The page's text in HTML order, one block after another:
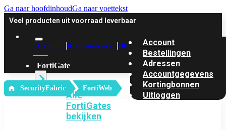
Ga naar hoofdinhoudGa naar voettekst
Veel producten uit voorraad leverbaar
Account Klantenservice Offerte
FortiGate
Alle
FortiGates
bekijken
Account
Bestellingen
Adressen
Accountgegevens
Kortingbonnen
Uitloggen
‎ SecurityFabric FortiWeb